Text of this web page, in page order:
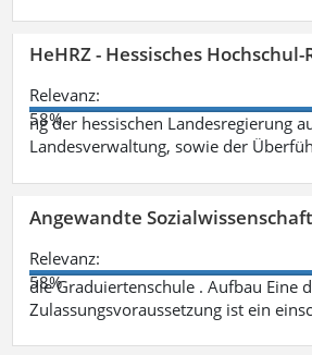
HeHRZ - Hessisches
Relevanz:
58%
ng der hessischen Landesregierung
Landesverwaltung, sowie der
Angewandte
Relevanz:
58%
die Graduiertenschule . Aufbau
Zulassungsvoraussetzung ist ein